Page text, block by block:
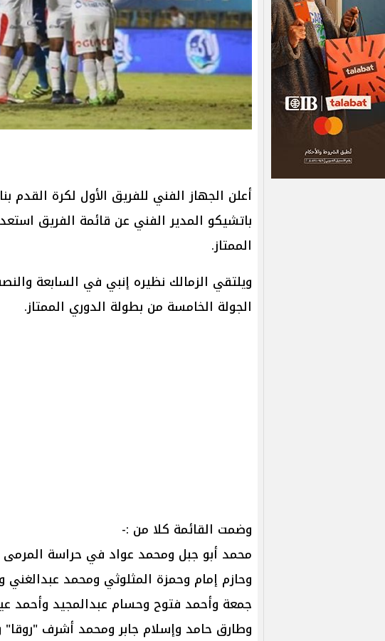
أعلن الجهاز الفني للفريق الأول لكرة القدم
باتشيكو المدير الفني عن قائمة الفريق
الممتاز.
ويلتقي الزمالك نظيره إنبي في السابعة
الجولة الخامسة من بطولة الدوري الممتاز.
وضمت القائمة كلا من :-
محمد أبو جبل ومحمد عواد في حراسة المرمى
وحازم إمام وحمزة المثلوثي ومحمد
جمعة وأحمد فتوح وحسام عبدالمجيد وأحمد
وطارق حامد وإسلام جابر ومحمد أشرف "روقا"